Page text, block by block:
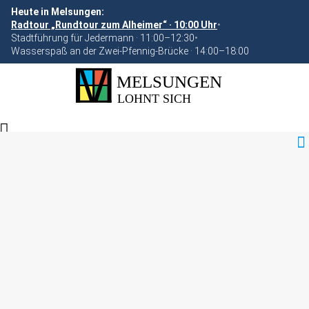
Heute in Melsungen:
Radtour „Rundtour zum Alheimer“ · 10:00 Uhr•
Stadtführung für Jedermann · 11:00–12:30•
Wasserspaß an der Zwei-Pfennig-Brücke · 14:00–18:00